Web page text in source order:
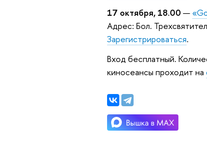
17 октября, 18.00 —
Адрес: Бол.
Зарегистрироваться.
Вход бесплатный.
киносеансы проходит на